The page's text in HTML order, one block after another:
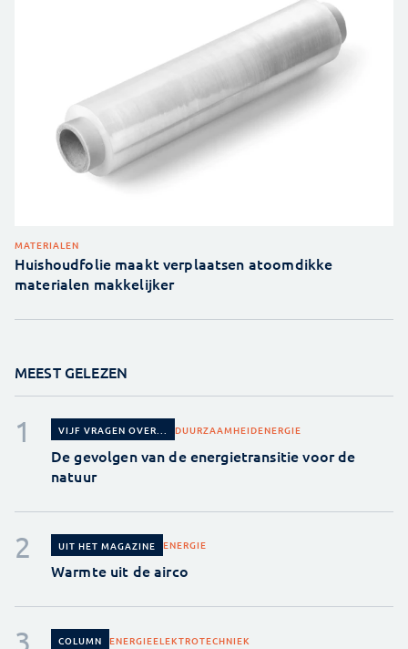
MATERIALEN
Huishoudfolie maakt verplaatsen atoomdikke
materialen makkelijker
MEEST GELEZEN
VIJF VRAGEN OVER... DUURZAAMHEIDENERGIE
De gevolgen van de energietransitie voor de
natuur
UIT HET MAGAZINE ENERGIE
Warmte uit de airco
COLUMN ENERGIEELEKTROTECHNIEK